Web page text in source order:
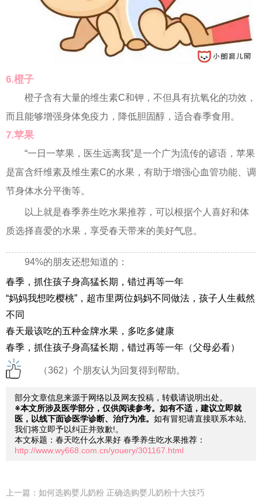
6.橙子
橙子含有大量的维生素C和钾，不但具有抗氧化的功效，
而且能够增强身体免疫力，降低胆固醇，适合春季食用。
7.苹果
“一日一苹果，医生远离我”是一个广为流传的谚语，苹果
是富含纤维素及维生素C的水果，有助于增强心血管功能、调
节身体水分平衡等。
以上就是春季养生吃水果推荐，可以根据个人喜好和体
质选择喜爱的水果，享受春天带来的美好气息。
94%的朋友还想知道的：
春季，抓住孩子身高猛长期，错过再等一年
“妈妈我想吃樱桃”，超市里两位妈妈不同做法，孩子人生截然
不同
春天最该吃的五种金牌水果，多吃多健康
春季，抓住孩子身高猛长期，错过再等一年（父母必看）
（362）个朋友认为回复得到帮助。
部分文章信息来源于网络以及网友投稿，转载请说明出处。
※本文所涉及医学部分，仅供阅读参考。如有不适，建议立即就
医，以线下面诊医学诊断、治疗为准。 如有冒犯请直接联系本站,
我们将立即予以纠正并致歉!。
本文标题：春天吃什么水果好 春季养生吃水果推荐：
http://www.wy668.com.cn/youery/301167.html
上一篇： 如何选购婴儿奶粉 正确选购婴儿奶粉十大技巧